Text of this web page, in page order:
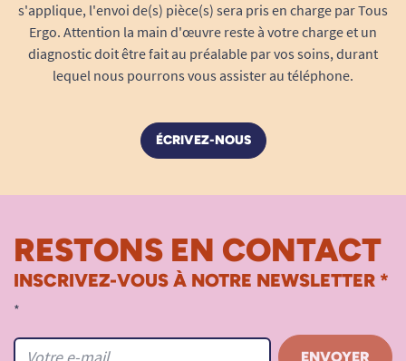
s'applique, l'envoi de(s) pièce(s) sera pris en charge par Tous
Ergo. Attention la main d'œuvre reste à votre charge et un
diagnostic doit être fait au préalable par vos soins, durant
lequel nous pourrons vous assister au téléphone.
ÉCRIVEZ-NOUS
RESTONS EN CONTACT
INSCRIVEZ-VOUS À NOTRE NEWSLETTER *
*